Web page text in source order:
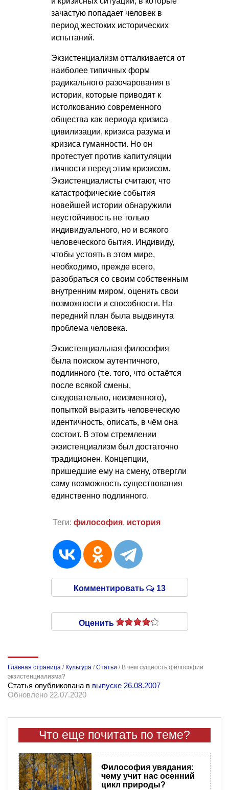
зачастую попадает человек в
период жестоких исторических
испытаний.
Экзистенциализм отталкивается от
наиболее типичных форм
радикального разочарования в
истории, которые приводят к
истолкованию современного
общества как периода кризиса
цивилизации, кризиса разума и
кризиса гуманности. Но он
протестует против капитуляции
личности перед этим кризисом.
Экзистенциалисты считают, что
катастрофические события
новейшей истории обнаружили
неустойчивость не только
индивидуального, но и всякого
человеческого бытия. Индивиду,
чтобы устоять в этом мире,
необходимо, прежде всего,
разобраться со своим собственным
внутренним миром, оценить свои
возможности и способности. На
передний план была выдвинута
проблема человека.
Экзистенциальная философия
была поиском аутентичного,
подлинного (т.е. того, что остаётся
после всякой смены,
следовательно, неизменного),
попыткой выразить человеческую
идентичность, описать, в чём она
состоит. В этом стремлении
экзистенциализм был достаточно
традиционен. Концепции,
пришедшие ему на смену, отвергли
саму возможность существования
единственно подлинного.
Теги: философия, история
Комментировать 13
Оценить
Главная страница / Культура /Статьи / В чём сущность философии
экзистенциализма?
Статья опубликована в выпуске 26.08.2007
Обновлено 22.07.2020
Что еще почитать по теме?
Философия увядания:
чему учит нас осенний
цикл природы?